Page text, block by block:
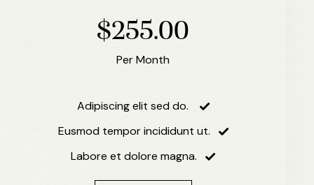
$255.00
Per Month
Adipiscing elit sed do.
Eusmod tempor incididunt ut.
Labore et dolore magna.